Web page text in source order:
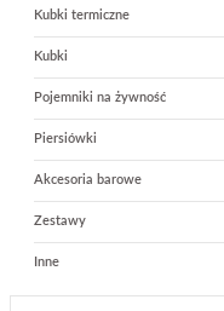
Kubki termiczne
Kubki
Pojemniki na żywność
Piersiówki
Akcesoria barowe
Zestawy
Inne